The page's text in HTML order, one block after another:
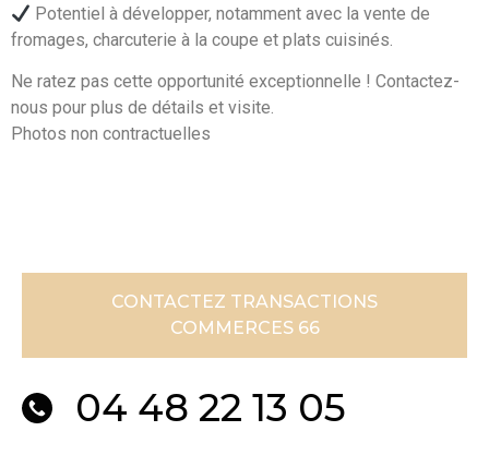
Potentiel à développer, notamment avec la vente de
fromages, charcuterie à la coupe et plats cuisinés.
Ne ratez pas cette opportunité exceptionnelle ! Contactez-
nous pour plus de détails et visite.
Photos non contractuelles
CONTACTEZ TRANSACTIONS
COMMERCES 66
04 48 22 13 05